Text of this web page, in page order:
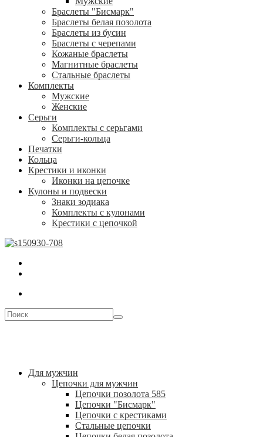
Браслеты "Бисмарк"
Браслеты белая позолота
Браслеты из бусин
Браслеты с черепами
Кожаные браслеты
Магнитные браслеты
Стальные браслеты
Комплекты
Мужские
Женские
Серьги
Комплекты с серьгами
Серьги-кольца
Печатки
Кольца
Крестики и иконки
Иконки на цепочке
Кулоны и подвески
Знаки зодиака
Комплекты с кулонами
Крестики с цепочкой
Для мужчин
Цепочки для мужчин
Цепочки позолота 585
Цепочки "Бисмарк"
Цепочки с крестиками
Стальные цепочки